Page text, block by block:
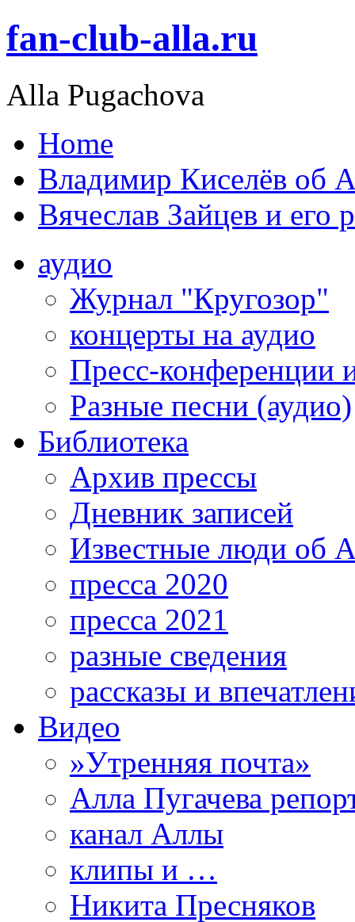
fan-club-alla.ru
Alla Pugachova
Home
Владимир Киселёв об
Вячеслав Зайцев и его
аудио
Журнал "Кругозор"
концерты на аудио
Пресс-конференции
Разные песни (аудио)
Библиотека
Архив прессы
Дневник записей
Известные люди об
пресса 2020
пресса 2021
разные сведения
рассказы и
Видео
»Утренняя почта»
Алла Пугачева
канал Аллы
клипы и …
Никита Пресняков